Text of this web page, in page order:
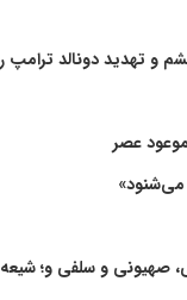
و تهدید دونالد
عصر
می‌شنود»
صهیونی و سلفی و؛